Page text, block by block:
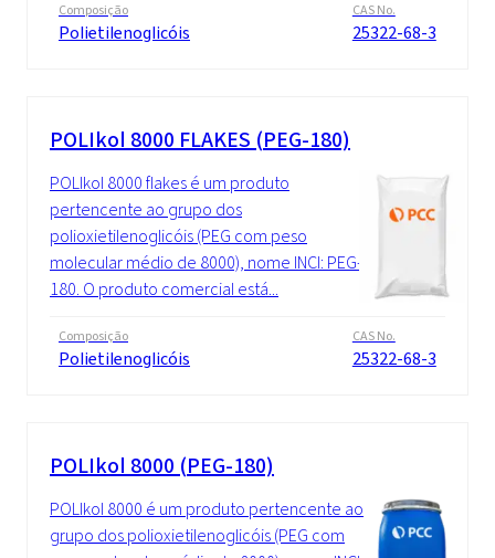
Composição
Polietilenoglicóis
CAS No.
25322-68-3
POLIkol 8000 FLAKES (PEG-180)
POLIkol 8000 flakes é um produto
pertencente ao grupo dos
polioxietilenoglicóis (PEG com peso
molecular médio de 8000), nome INCI: PEG-
180. O produto comercial está...
Composição
Polietilenoglicóis
CAS No.
25322-68-3
POLIkol 8000 (PEG-180)
POLIkol 8000 é um produto pertencente ao
grupo dos polioxietilenoglicóis (PEG com